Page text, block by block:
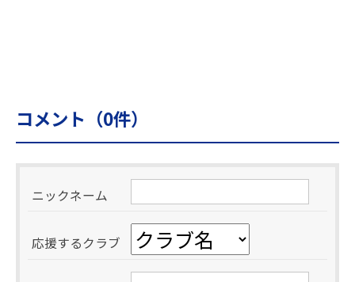
コメント（0件）
ニックネーム
応援するクラブ